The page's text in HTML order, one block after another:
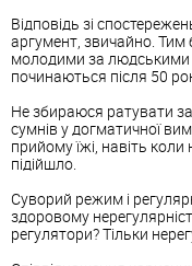
Відповідь зі
аргумент, звичайно. Тим
молодими за людськими
починаються після 50
Не збираюся ратувати
сумнів у догматичної
прийому їжі, навіть
підійшло.
Суворий режим і
здоровому
регулятори? Тільки